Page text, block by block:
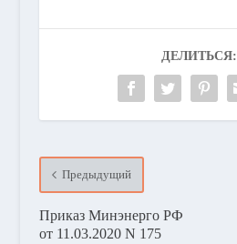
ДЕЛИТЬСЯ:
Предыдущий
Приказ Минэнерго РФ
от 11.03.2020 N 175